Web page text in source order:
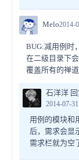
Melo2014-
BUG:减用例时
在二级目录下
覆盖所有的禅道
石洋洋
2014-07-
用例的模块和
后，需求会显
需求栏就为空